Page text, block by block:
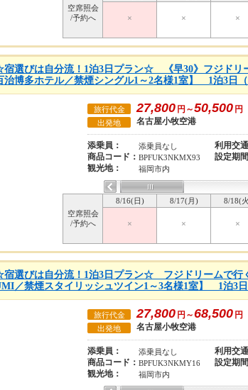
空席照会
/予約へ
× × ×
選びは自分流！1泊3日プラン☆ 《早30》フジドリ
治博多ホテル／禁煙シングル1～2名様1室】 1泊3日（
旅行代金 27,800 円～50,500 円
出発地 名古屋小牧空港
添乗員： 添乗員なし 利用交
商品コード： BPFUK3NKMX93 設定期間
観光地： 福岡市内
空席照会
/予約へ
8/16(日) 8/17(月) 8/18(
× × ×
選びは自分流！1泊3日プラン☆ フジドリームで行
／禁煙スタイリッシュツイン1～3名様1室】 1泊3日
旅行代金 27,800 円～68,500 円
出発地 名古屋小牧空港
添乗員： 添乗員なし 利用交
商品コード： BPFUK3NKMY16 設定期間
観光地： 福岡市内